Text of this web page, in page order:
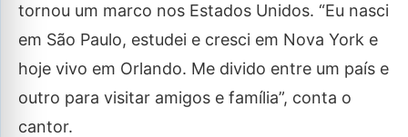
tornou um marco nos Estados Unidos. “Eu nasci
em São Paulo, estudei e cresci em Nova York e
hoje vivo em Orlando. Me divido entre um país e
outro para visitar amigos e família”, conta o
cantor.